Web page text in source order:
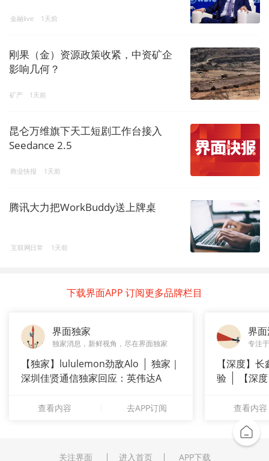
金融live 1天前
刚果（金）资源政策收紧，中资矿企
影响几何？
矿产 1天前
昆仑万维旗下天工短剧工作台接入
Seedance 2.5
商业快报 1天前
腾讯大力把WorkBuddy送上牌桌
互联网日常 1天前
下载界面APP 订阅更多品牌栏目
界面独家
独家消息，新鲜视角，尽在界面独家
【独家】lululemon劲敌Alo
独家｜
深圳佳贤通信独家回应：英伟达A
查看内容 去APP订阅
界
专注
【深度】
验
【深
查看内容
关注界面 进入首页 APP下载